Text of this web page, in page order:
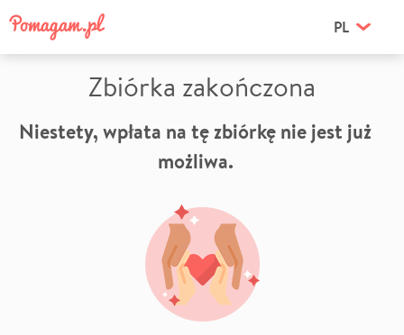
PL
Zbiórka zakończona
Niestety, wpłata na tę zbiórkę nie jest już
możliwa.